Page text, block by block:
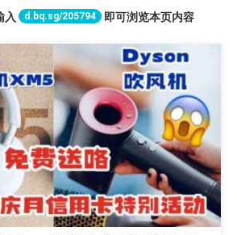
入
d.bq.sg/205794 即可浏览本页内容